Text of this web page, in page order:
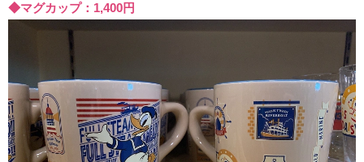
◆マグカップ：1,400円